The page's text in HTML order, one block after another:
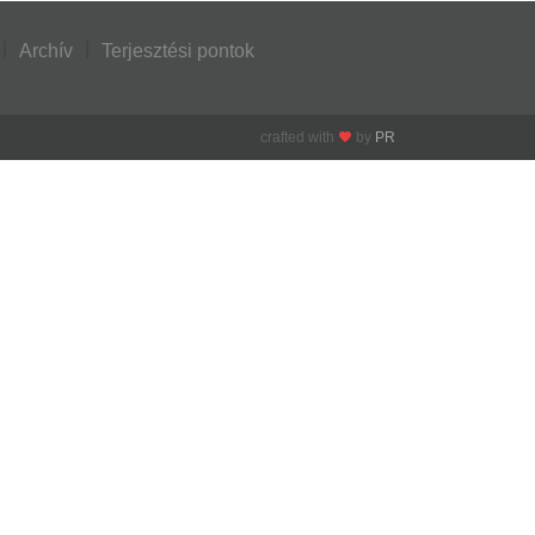
Archív Terjesztési pontok
crafted with by PR